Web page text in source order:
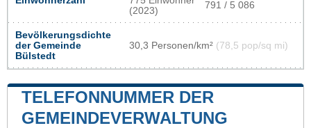
(2023)
791 / 5 086
Bevölkerungsdichte
der Gemeinde
Bülstedt
30,3 Personen/km² (78,5 pop/sq mi)
TELEFONNUMMER DER
GEMEINDEVERWALTUNG